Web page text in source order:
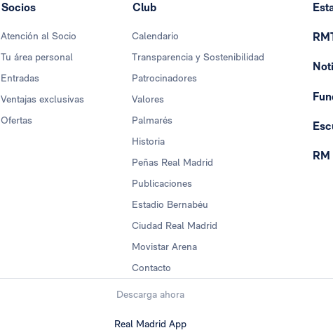
Socios
Atención al Socio
Tu área personal
Entradas
Ventajas exclusivas
Ofertas
Club
Calendario
Transparencia y Sostenibilidad
Patrocinadores
Valores
Palmarés
Historia
Peñas Real Madrid
Publicaciones
Estadio Bernabéu
Ciudad Real Madrid
Movistar Arena
Contacto
Descarga ahora
Real Madrid App